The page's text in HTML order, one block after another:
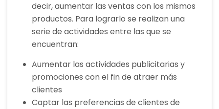
decir, aumentar las ventas con los mismos
productos. Para lograrlo se realizan una
serie de actividades entre las que se
encuentran:
Aumentar las actividades publicitarias y
promociones con el fin de atraer más
clientes
Captar las preferencias de clientes de